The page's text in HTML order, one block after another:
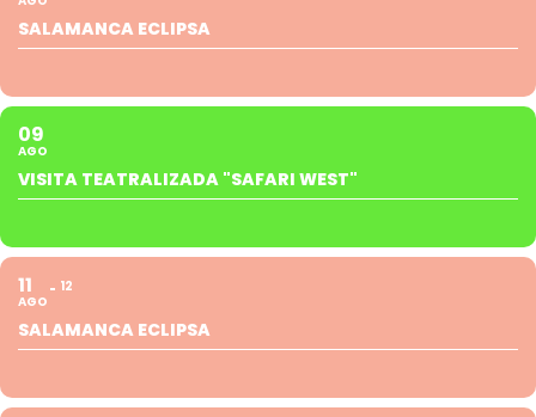
SALAMANCA ECLIPSA
09
AGO
VISITA TEATRALIZADA "SAFARI WEST"
11
AGO
12
SALAMANCA ECLIPSA